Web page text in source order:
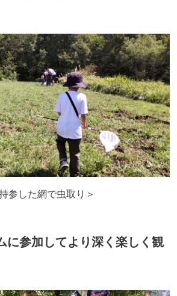
参した網で虫取り＞
に参加してより深く楽しく観